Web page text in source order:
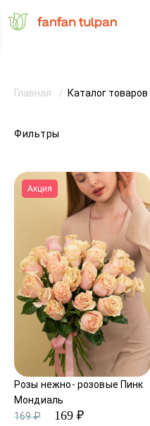
Фильтры
Главная Каталог товаров
Акция
Розы нежно- розовые Пинк
Мондиаль
169 ₽
169 ₽